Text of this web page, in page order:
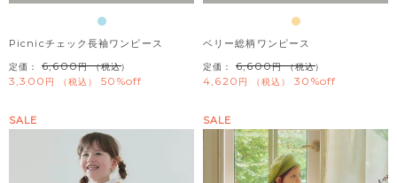
Picnicチェック長袖ワンピース
定価： 6,600 （税込）
3,300 税込 50%off
ベリー総柄ワンピース
定価： 6,600 （税込）
4,620 税込 30%off
SALE SALE